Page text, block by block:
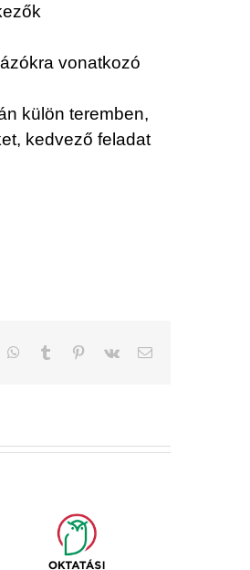
vonatkozó
külön teremben,
kedvező feladat
WhatsApp
Tumblr Pinterest
Vk Email